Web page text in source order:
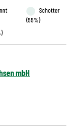
Schotter
(55%)
mbH